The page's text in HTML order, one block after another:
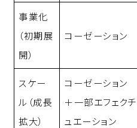
事業化
（初期展
開）
コーゼーション
スケー
ル（成長
拡大）
コーゼーション
＋一部エフェクチ
ュエーション